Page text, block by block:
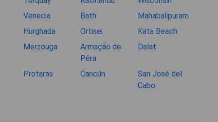
Venecia
Bath
Mahabalipuram
Hurghada
Ortisei
Kata Beach
Merzouga
Armação de
Pêra
Dalat
Protaras Cancún
San José del
Cabo